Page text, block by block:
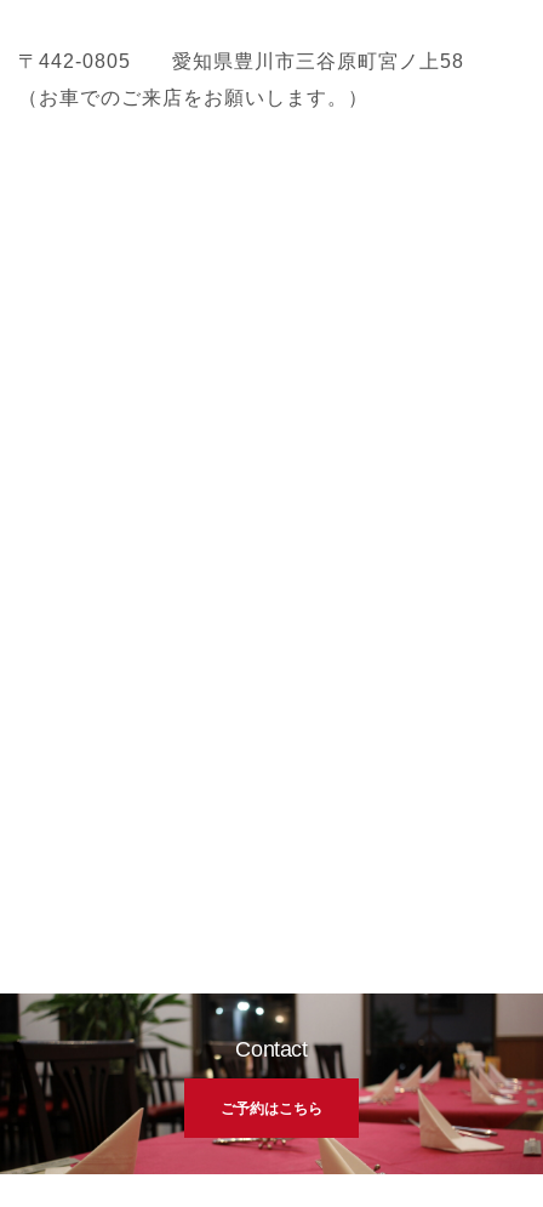
〒442-0805 愛知県豊川市三谷原町宮ノ上58
（お車でのご来店をお願いします。）
Contact
ご予約はこちら